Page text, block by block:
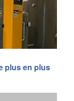
plus en plus